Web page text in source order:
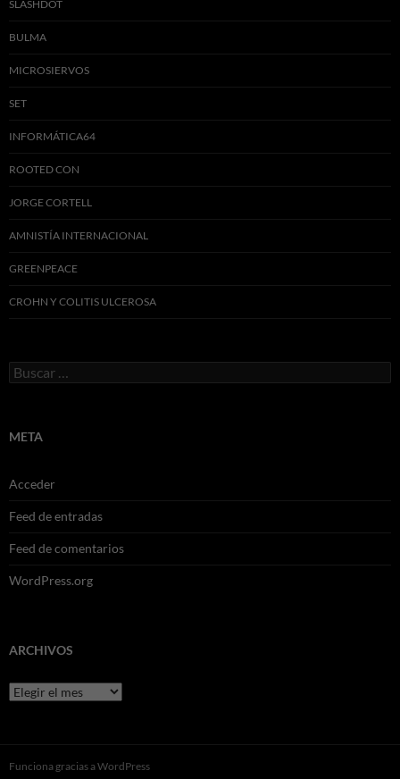
SLASHDOT
BULMA
MICROSIERVOS
SET
INFORMÁTICA64
ROOTED CON
JORGE CORTELL
AMNISTÍA INTERNACIONAL
GREENPEACE
CROHN Y COLITIS ULCEROSA
Buscar:
META
Acceder
Feed de entradas
Feed de comentarios
WordPress.org
ARCHIVOS
Archivos
Funciona gracias a WordPress